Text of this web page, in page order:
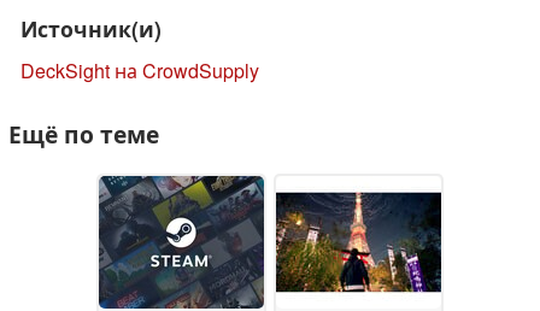
Источник(и)
DeckSight на CrowdSupply
Ещё по теме